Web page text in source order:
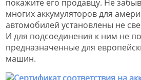
покажите его продавцу. Не
многих аккумуляторов для
автомобилей установлены не
И для подсоединения к ним не
предназначенные для
машин.